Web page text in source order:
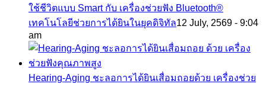
ใช้ชีวิตแบบ Smart กับ เครื่องช่วยฟัง Bluetooth®
เทคโนโลยีช่วยการได้ยินในยุคดิจิทัล12 July, 2569 - 9:04
am
Hearing-Aging ชะลอการได้ยินเสื่อมถอยด้วย เครื่องช่วย